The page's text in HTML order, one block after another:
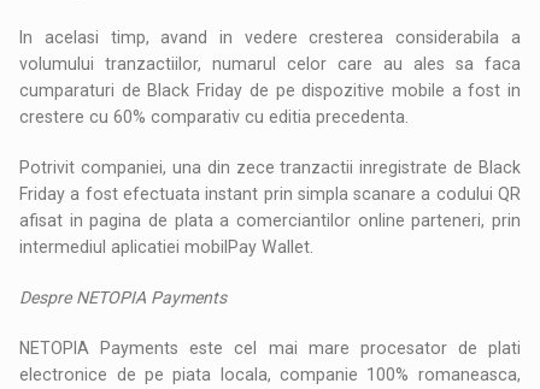
In acelasi timp, avand in vedere cresterea considerabila a
volumului tranzactiilor, numarul celor care au ales sa faca
cumparaturi de Black Friday de pe dispozitive mobile a fost in
crestere cu 60% comparativ cu editia precedenta.
Potrivit companiei, una din zece tranzactii inregistrate de Black
Friday a fost efectuata instant prin simpla scanare a codului QR
afisat in pagina de plata a comerciantilor online parteneri, prin
intermediul aplicatiei mobilPay Wallet.
Despre NETOPIA Payments
NETOPIA Payments este cel mai mare procesator de plati
electronice de pe piata locala, companie 100% romaneasca,